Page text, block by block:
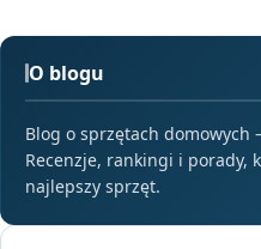
O blogu
Blog o sprzętach domowych
Recenzje, rankingi i porady,
najlepszy sprzęt.